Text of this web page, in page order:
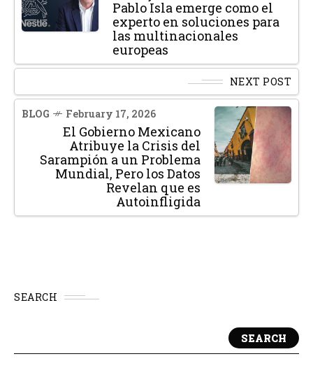
Pablo Isla emerge como el
experto en soluciones para
las multinacionales
europeas
NEXT POST
BLOG February 17, 2026
El Gobierno Mexicano
Atribuye la Crisis del
Sarampión a un Problema
Mundial, Pero los Datos
Revelan que es
Autoinfligida
SEARCH
SEARCH